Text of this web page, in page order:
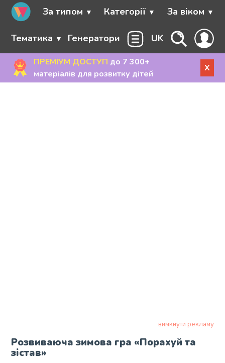
За типом Категорії За віком
Тематика Генератори UK
ПРЕМІУМ ДОСТУП до 7 300+
матеріалів для розвитку дітей
X
вимкнути рекламу
Розвиваюча зимова гра «Порахуй та
зістав»